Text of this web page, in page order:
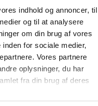
indhold og annoncer, til
og til at analysere
om din brug af vores
for sociale medier,
Vores partnere
oplysninger, du har
fra din brug af deres